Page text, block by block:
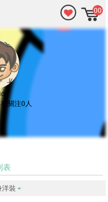
00
關注0人
表
裝